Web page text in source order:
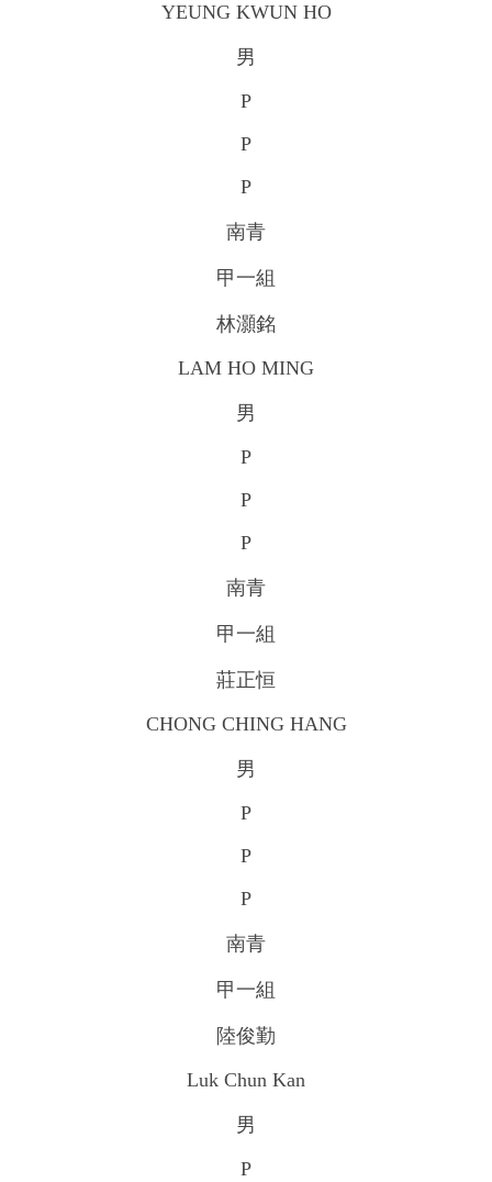
YEUNG KWUN HO
男
P
P
P
南青
甲一組
林灝銘
LAM HO MING
男
P
P
P
南青
甲一組
莊正恒
CHONG CHING HANG
男
P
P
P
南青
甲一組
陸俊勤
Luk Chun Kan
男
P